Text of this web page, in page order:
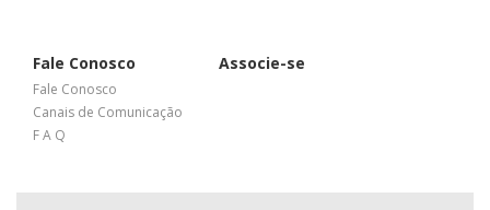
Fale Conosco
Fale Conosco
Canais de Comunicação
F A Q
Associe-se